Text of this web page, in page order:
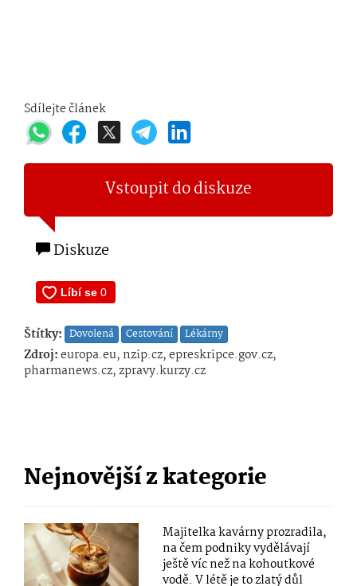
Sdílejte článek
Vstoupit do diskuze
Diskuze
Štítky: Dovolená Cestování Lékárny
Zdroj:europa.eu, nzip.cz, epreskripce.gov.cz,
pharmanews.cz, zpravy.kurzy.cz
Nejnovější z kategorie
Majitelka kavárny prozradila,
na čem podniky vydělávají
ještě víc než na kohoutkové
vodě. V létě je to zlatý důl